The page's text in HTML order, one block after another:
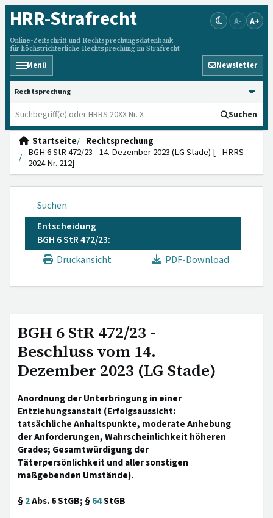
HRR-Strafrecht
Online-Zeitschrift und Rechtsprechungsdatenbank
für höchstrichterliche Rechtsprechung im Strafrecht
A- A+
Menü Newsletter
HRRS durchsuchen
Suchen
Startseite
Rechtsprechung
BGH 6 StR 472/23 - 14. Dezember 2023 (LG Stade) [= HRRS
2024 Nr. 212]
Suchen
Entscheidung
BGH 6 StR 472/23:
Druckansicht
PDF-Download
BGH 6 StR 472/23 -
Beschluss vom 14.
Dezember 2023 (LG Stade)
Anordnung der Unterbringung in einer
Entziehungsanstalt (Erfolgsaussicht:
tatsächliche Anhaltspunkte, moderate Anhebung
der Anforderungen, Wahrscheinlichkeit höheren
Grades; Gesamtwürdigung der
Täterpersönlichkeit und aller sonstigen
maßgebenden Umstände).
§2Abs. 6 StGB; §64StGB